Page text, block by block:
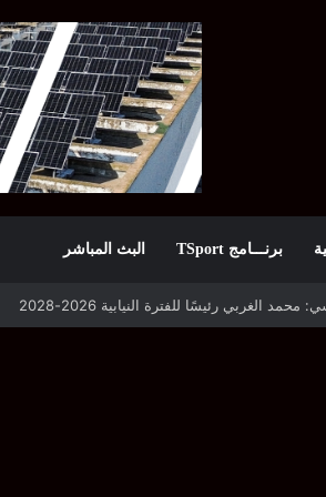
برنـــامج TSport البث المباشر